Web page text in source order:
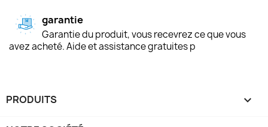
garantie
Garantie du produit, vous recevrez ce que vous
avez acheté. Aide et assistance gratuites p
PRODUITS 